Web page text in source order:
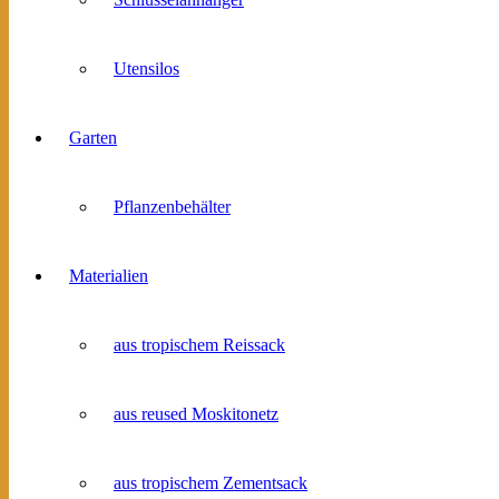
Utensilos
Garten
Pflanzenbehälter
Materialien
aus tropischem Reissack
aus reused Moskitonetz
aus tropischem Zementsack